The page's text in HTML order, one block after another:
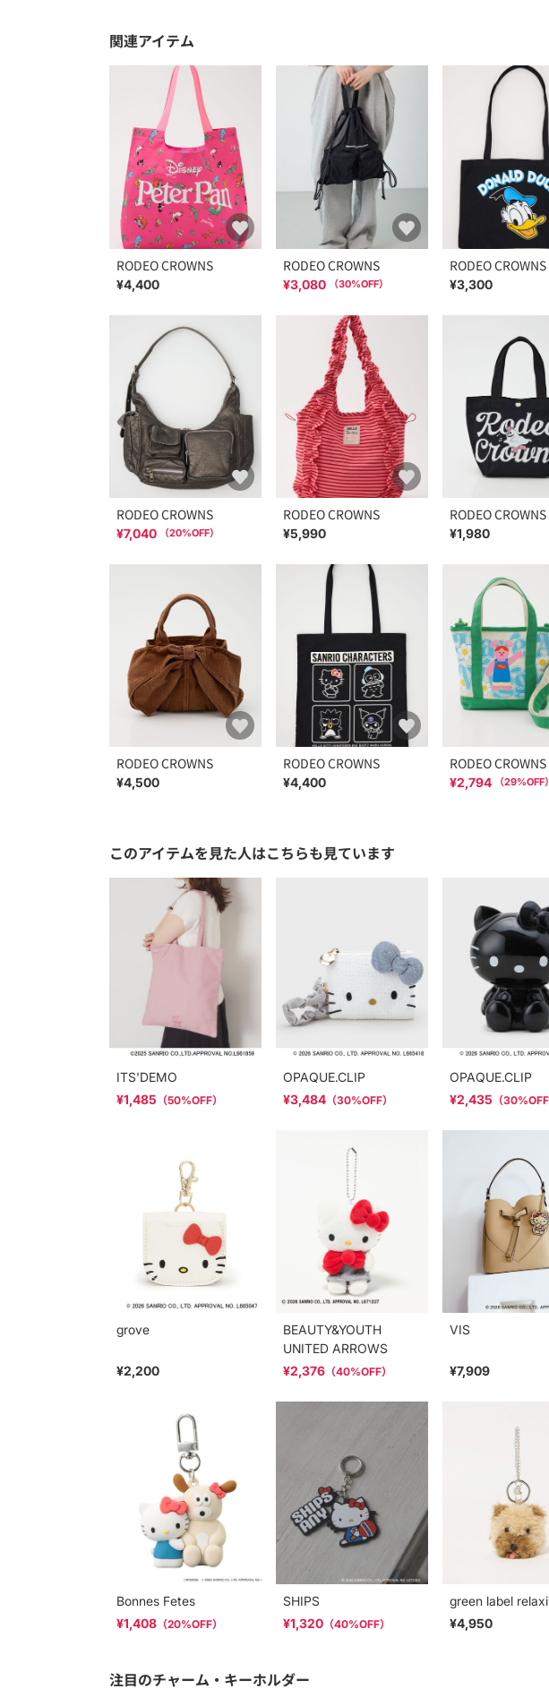
関連アイテム
RODEO CROWNS
¥4,400
RODEO CROWNS
¥3,080 （30%OFF）
RODEO CROWNS
¥3,300
RODEO CROWNS
¥7,040 （20%OFF）
RODEO CROWNS
¥5,990
RODEO CROWNS
¥1,980
RODEO CROWNS
¥4,500
RODEO CROWNS
¥4,400
RODEO CROWNS
¥2,794 （29%OFF）